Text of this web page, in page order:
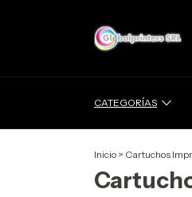
CATEGORÍAS
Inicio > Cartuchos